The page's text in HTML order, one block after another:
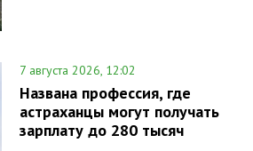
7 августа 2026, 12:02
Названа профессия, где
астраханцы могут получать
зарплату до 280 тысяч